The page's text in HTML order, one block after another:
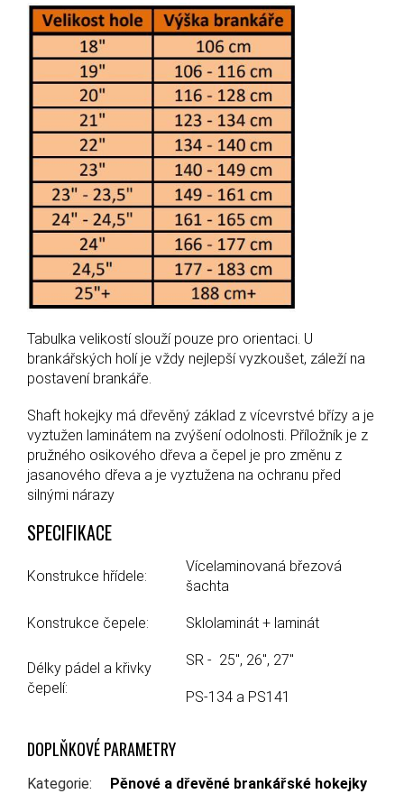
Tabulka velikostí slouží pouze pro orientaci. U
brankářských holí je vždy nejlepší vyzkoušet, záleží na
postavení brankáře.
Shaft hokejky má dřevěný základ z vícevrstvé břízy a je
vyztužen laminátem na zvýšení odolnosti. Příložník je z
pružného osikového dřeva a čepel je pro změnu z
jasanového dřeva a je vyztužena na ochranu před
silnými nárazy
SPECIFIKACE
Konstrukce hřídele:
Vícelaminovaná březová
šachta
Konstrukce čepele: Sklolaminát + laminát
Délky pádel a křivky
čepelí:
SR - 25", 26", 27"
PS-134 a PS141
DOPLŇKOVÉ PARAMETRY
Kategorie:
Pěnové a dřevěné brankářské hokejky